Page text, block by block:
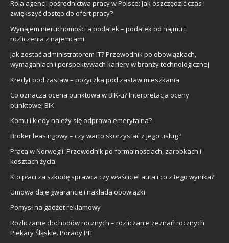
Rola agencji pośrednictwa pracy w Polsce: Jak oszczędzić czas i
zwiększyć dostęp do ofert pracy?
Wynajem nieruchomości a podatek – podatek od najmu i
rozliczenia z najemcami
Jak zostać administratorem IT? Przewodnik po obowiązkach,
wymaganiach i perspektywach kariery w branży technologicznej
Kredyt pod zastaw – pożyczka pod zastaw mieszkania
Co oznacza ocena punktowa w BIK-u? Interpretacja oceny
punktowej BIK
Komu i kiedy należy się odprawa emerytalna?
Broker leasingowy – czy warto skorzystać z jego usług?
Praca w Norwegii: Przewodnik po formalnościach, zarobkach i
kosztach życia
Kto płaci za szkodę sprawca czy właściciel auta i co z tego wynika?
Umowa daje gwarancję i nakłada obowiązki
Pomysł na gadżet reklamowy
Rozliczanie dochodów rocznych – rozliczanie zeznań rocznych
Piekary Śląskie. Porady PIT